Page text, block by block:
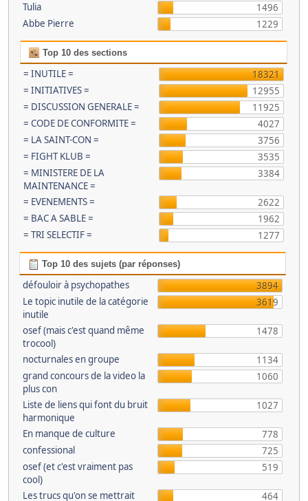
Tulia
1496
Abbe Pierre
1229
Top 10 des sections
= INUTILE =
18321
= INITIATIVES =
12955
= DISCUSSION GENERALE =
11925
= CODE DE CONFORMITE =
4027
= LA SAINT-CON =
3756
= FIGHT KLUB =
3535
= MINISTERE DE LA
MAINTENANCE =
3384
= EVENEMENTS =
2622
= BAC A SABLE =
1962
= TRI SELECTIF =
1277
Top 10 des sujets (par réponses)
défouloir à psychopathes
3894
Le topic inutile de la catégorie
inutile
3619
osef (mais c'est quand même
trocool)
1478
nocturnales en groupe
1134
grand concours de la video la
plus con
1060
Liste de liens qui font du bruit
harmonique
1027
En manque de culture
778
confessional
725
osef (et c'est vraiment pas
cool)
519
Les trucs qu'on se mettrait 464